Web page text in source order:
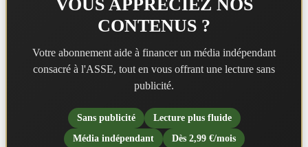
VOUS APPRÉCIEZ NOS
CONTENUS ?
Votre abonnement aide à financer un média indépendant
consacré à l'ASSE, tout en vous offrant une lecture sans
publicité.
Sans publicité
Lecture plus fluide
Média indépendant
Dès 2,99 €/mois